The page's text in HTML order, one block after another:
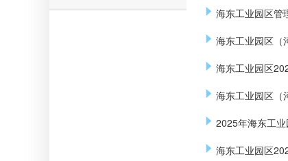
海东工业园区管
海东工业园区（
海东工业园区
海东工业园区（
2025年海东工
海东工业园区